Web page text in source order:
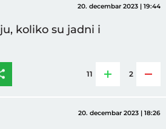
20. decembar 2023 | 19:44
koliko su jadni i
11 2
20. decembar 2023 | 18:26